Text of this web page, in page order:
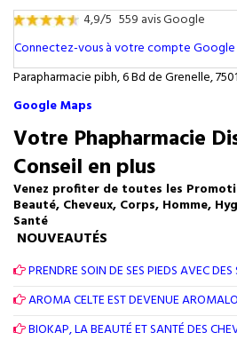
4,9/5 559 avis Google
Connectez-vous à votre compte Google
Parapharmacie pibh, 6 Bd de Grenelle,
Google Maps
Votre Phapharmacie
Conseil en plus
Venez profiter de toutes les
Beauté, Cheveux, Corps, Homme,
Santé
NOUVEAUTÉS
PRENDRE SOIN DE SES PIEDS AVEC
AROMA CELTE EST DEVENUE
BIOKAP, LA BEAUTÉ ET SANTÉ DES